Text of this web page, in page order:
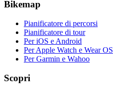
Bikemap
Pianificatore di percorsi
Pianificatore di tour
Per iOS e Android
Per Apple Watch e Wear OS
Per Garmin e Wahoo
Scopri